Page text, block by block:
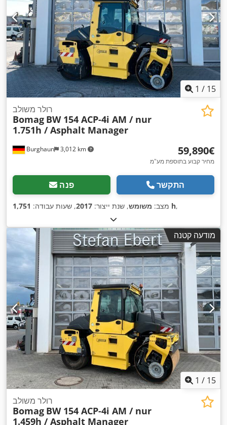
1 / 15
Burghaun 3,012 km
רולר משולב
Bomag BW 154 ACP-4i AM / nur
1.751h / Asphalt Manager
‏59,890 ‏€
מחיר קבוע בתוספת מע"מ
פנה התקשר
מצב: משומש, שנת ייצור: 2017, שעות עבודה: 1,751 h,
מודעה קטנה
1 / 15
רולר משולב
Bomag BW 154 ACP-4i AM / nur
1.459h / Asphalt Manager